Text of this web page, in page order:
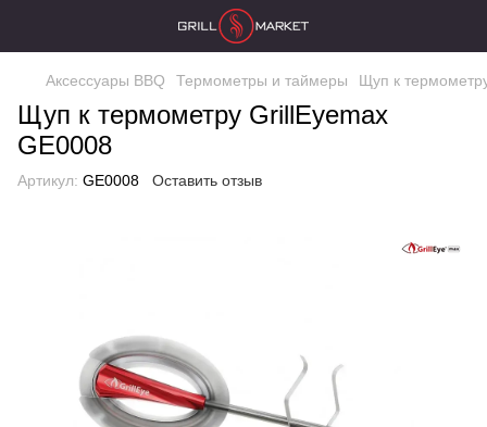
Аксессуары BBQ Термометры и таймеры Щуп к
Щуп к термометру GrillEyemax
GE0008
Артикул: GE0008 Оставить отзыв